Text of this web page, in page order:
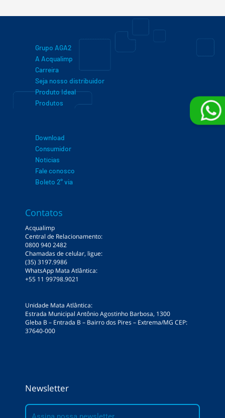
Grupo AGA2
A Acqualimp
Carreira
Seja nosso distribuidor
Produto Ideal
Produtos
Download
Consumidor
Notícias
Fale conosco
Boleto 2° via
Contatos
Acqualimp
Central de Relacionamento:
0800 940 2482
Chamadas de celular, ligue:
(35) 3197.9986
WhatsApp Mata Atlântica:
+55 11 99798.9021
Unidade Mata Atlântica:
Estrada Municipal Antônio Agostinho Barbosa, 1300
Gleba B – Entrada B – Bairro dos Pires – Extrema/MG CEP:
37640-000
Newsletter
E-